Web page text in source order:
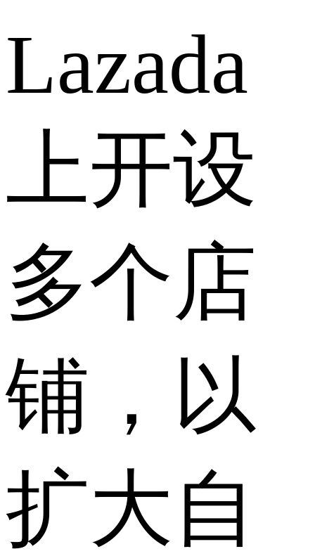
Lazada
上开设
多个店
铺，以
扩大自